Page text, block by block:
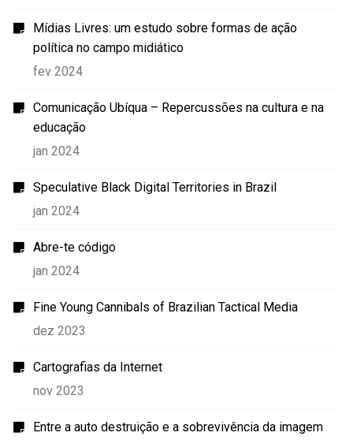
Mídias Livres: um estudo sobre formas de ação
política no campo midiático
fev 2024
Comunicação Ubíqua – Repercussões na cultura e na
educação
jan 2024
Speculative Black Digital Territories in Brazil
jan 2024
Abre-te código
jan 2024
Fine Young Cannibals of Brazilian Tactical Media
dez 2023
Cartografias da Internet
nov 2023
Entre a auto destruição e a sobrevivência da imagem